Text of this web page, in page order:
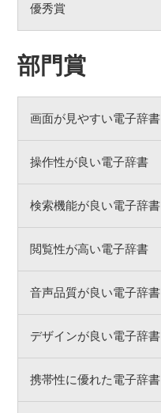
優秀賞
部門賞
画面が見やすい電子辞書
操作性が良い電子辞書
検索機能が良い電子辞書
閲覧性が高い電子辞書
音声品質が良い電子辞書
デザインが良い電子辞書
携帯性に優れた電子辞書